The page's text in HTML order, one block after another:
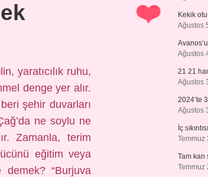
yaratıcılık ruhu,
denge yer alır.
şehir duvarları
ne soylu ne
Zamanla, terim
eğitim veya
“Burjuva
Kekik
Ağustos
Ağustos
21 21
Ağustos
2024’te
Ağustos
İç
Temmuz
Tam kan
Temmuz